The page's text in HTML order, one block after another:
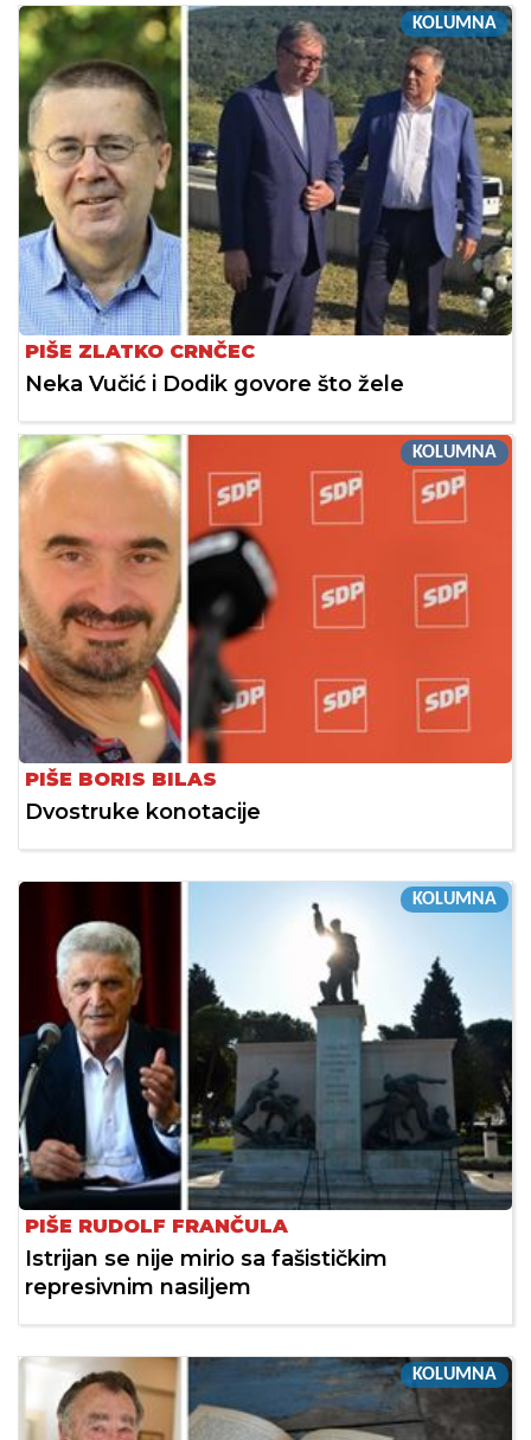
KOLUMNA
PIŠE ZLATKO CRNČEC
Neka Vučić i Dodik govore što žele
KOLUMNA
PIŠE BORIS BILAS
Dvostruke konotacije
KOLUMNA
PIŠE RUDOLF FRANČULA
Istrijan se nije mirio sa fašističkim
represivnim nasiljem
KOLUMNA